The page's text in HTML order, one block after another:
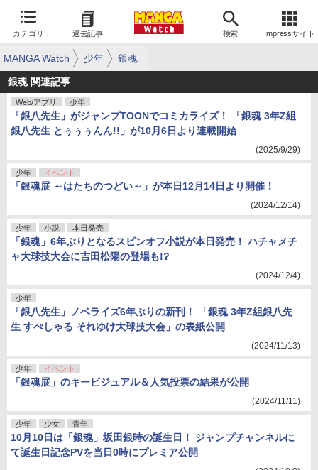
カテゴリ 過去記事 検索 Impressサイト
MANGA Watch 少年 銀魂
銀魂 関連記事
Web/アプリ 少年
「銀八先生」がジャンプTOONでコミカライズ！ 「銀魂 3年Z組
銀八先生 とぅぅぅんん!!」が10月6日より連載開始
(2025/9/29)
少年 イベント
「銀魂展 ～はたちのつどい～」が本日12月14日より開催！
(2024/12/14)
少年 小説 本日発売
「銀魂」6年ぶりとなるスピンオフ小説が本日発売！ ハチャメチ
ャ大球技大会に吉田松陽の登場も!?
(2024/12/4)
少年
「銀八先生」ノベライズ6年ぶりの新刊！ 「銀魂 3年Z組銀八先
生 すぺしゃる それゆけ大球技大会」の表紙公開
(2024/11/13)
少年 イベント
「銀魂展」のキービジュアル＆人気投票の結果が公開
(2024/11/11)
少年 少女 青年
10月10日は「銀魂」坂田銀時の誕生日！ ジャンプチャンネルに
て誕生日記念PVを当日0時にプレミア公開